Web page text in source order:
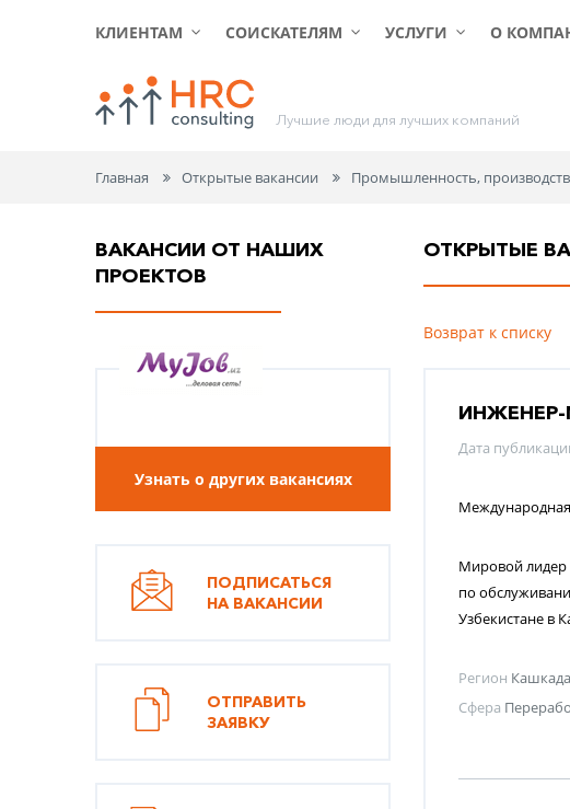
КЛИЕНТАМ
СОИСКАТЕЛЯМ УСЛУГИ О
Лучшие люди для лучших компаний
Главная Открытые вакансии Промышленность,
ВАКАНСИИ ОТ НАШИХ
ПРОЕКТОВ
Узнать о других вакансиях
ПОДПИСАТЬСЯ
НА ВАКАНСИИ
ОТПРАВИТЬ
ЗАЯВКУ
ОТКРЫТЫЕ
Возврат к списку
Дата
Мировой лидер
по
Узбекистане в
Регион
Сфера